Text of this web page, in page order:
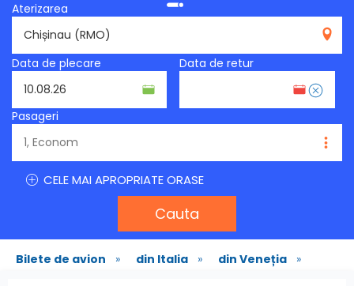
Aterizarea
Data de plecare
Data de retur
Pasageri
CELE MAI APROPRIATE ORASE
Cauta
Bilete de avion » din Italia » din Veneția »